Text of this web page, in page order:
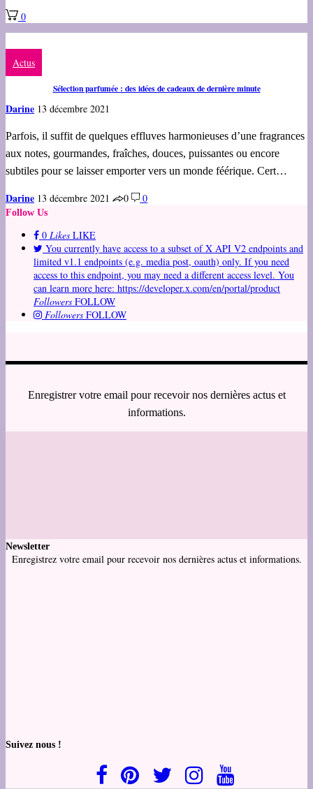
0
Actus
Sélection parfumée : des idées de cadeaux de dernière minute
Darine 13 décembre 2021
Parfois, il suffit de quelques effluves harmonieuses d’une fragrances
aux notes, gourmandes, fraîches, douces, puissantes ou encore
subtiles pour se laisser emporter vers un monde féérique. Cert…
Darine 13 décembre 2021 0 0
Follow Us
0 Likes LIKE
You currently have access to a subset of X API V2 endpoints and
limited v1.1 endpoints (e.g. media post, oauth) only. If you need
access to this endpoint, you may need a different access level. You
can learn more here: https://developer.x.com/en/portal/product
Followers FOLLOW
Followers FOLLOW
Enregistrer votre email pour recevoir nos dernières actus et
informations.
Newsletter
Enregistrez votre email pour recevoir nos dernières actus et informations.
Suivez nous !